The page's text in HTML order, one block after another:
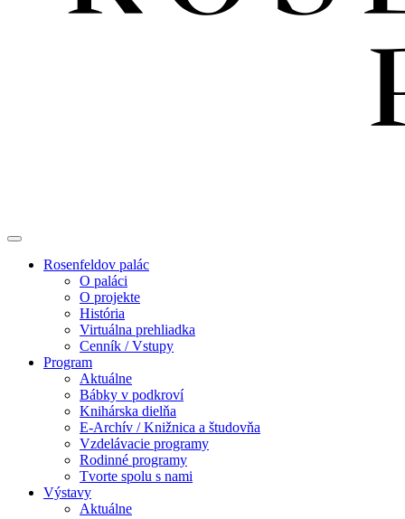
Rosenfeldov palác
O paláci
O projekte
História
Virtuálna prehliadka
Cenník / Vstupy
Program
Aktuálne
Bábky v podkroví
Knihárska dielňa
E-Archív / Knižnica a študovňa
Vzdelávacie programy
Rodinné programy
Tvorte spolu s nami
Výstavy
Aktuálne